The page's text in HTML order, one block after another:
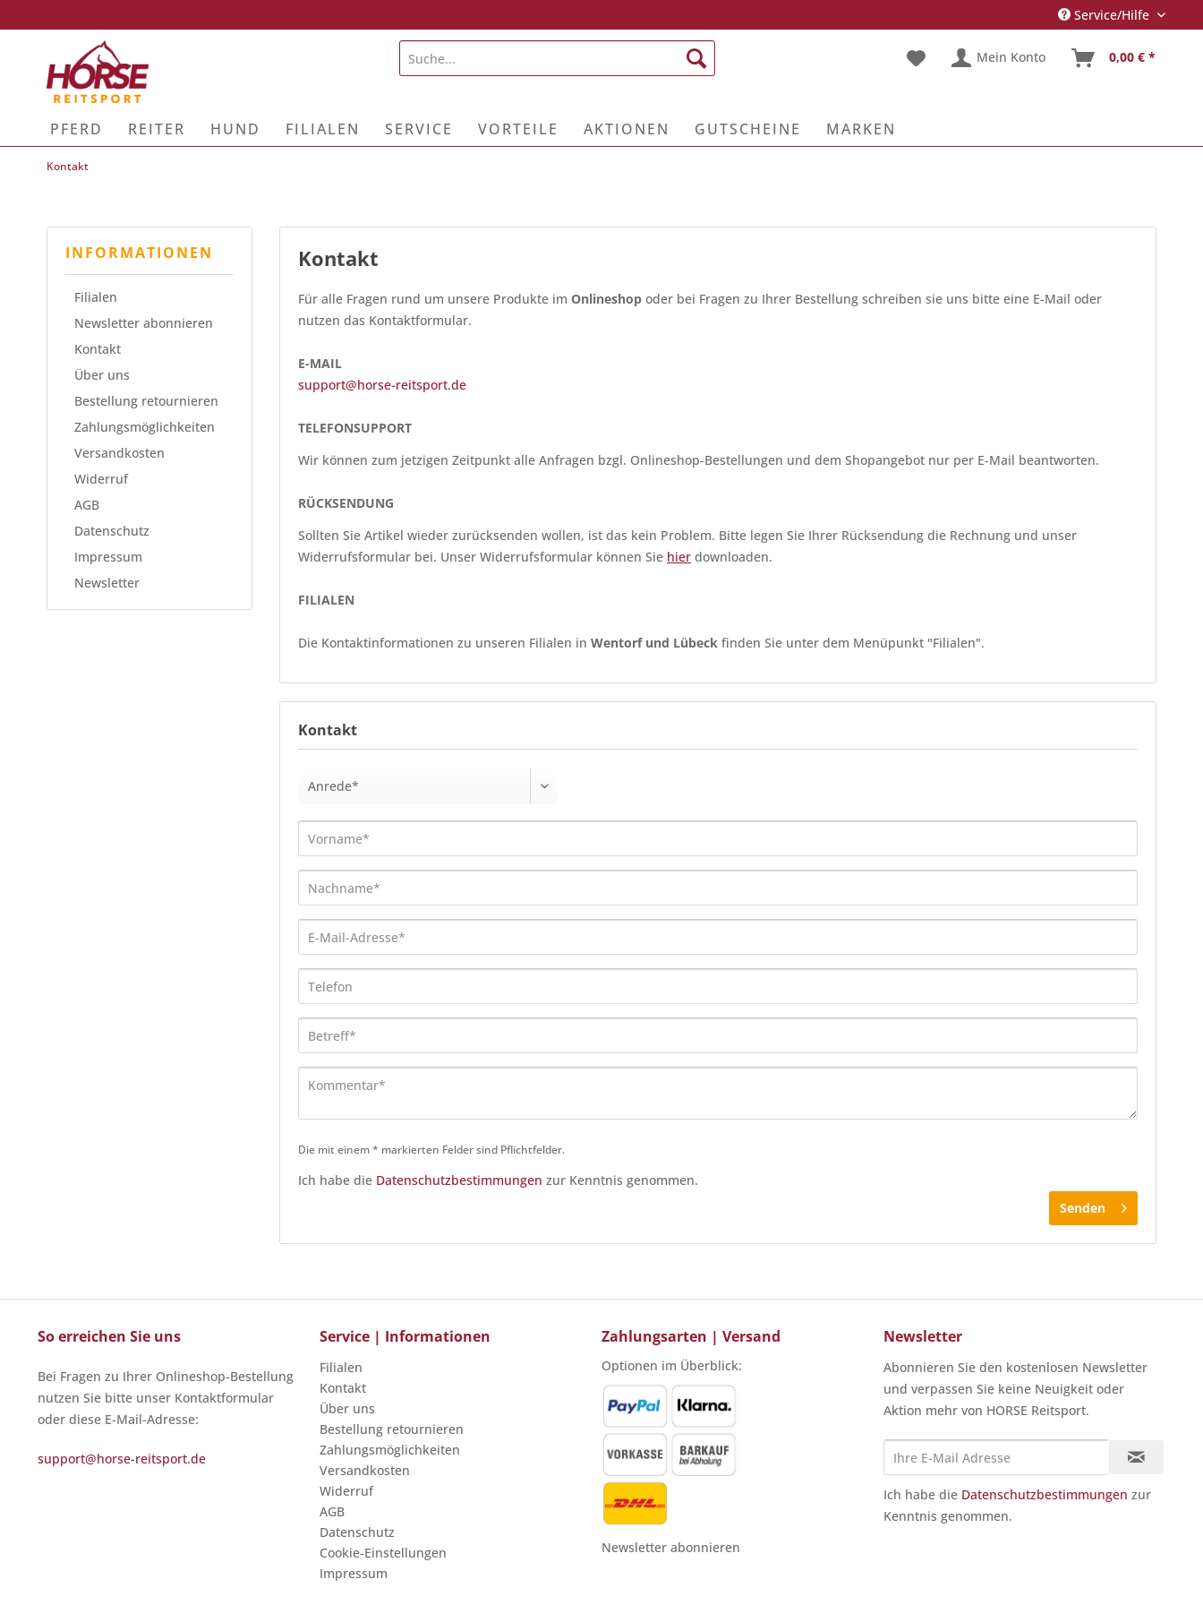
Service/Hilfe
Mein Konto 0,00 € *
PFERD REITER HUND FILIALEN SERVICE VORTEILE AKTIONEN GUTSCHEINE MARKEN
Kontakt
INFORMATIONEN
Filialen
Newsletter abonnieren
Kontakt
Über uns
Bestellung retournieren
Zahlungsmöglichkeiten
Versandkosten
Widerruf
AGB
Datenschutz
Impressum
Newsletter
Kontakt
Für alle Fragen rund um unsere Produkte im Onlineshop oder bei Fragen zu Ihrer Bestellung schreiben sie uns bitte eine E-Mail oder
nutzen das Kontaktformular.
E-MAIL
support@horse-reitsport.de
TELEFONSUPPORT
Wir können zum jetzigen Zeitpunkt alle Anfragen bzgl. Onlineshop-Bestellungen und dem Shopangebot nur per E-Mail beantworten.
RÜCKSENDUNG
Sollten Sie Artikel wieder zurücksenden wollen, ist das kein Problem. Bitte legen Sie Ihrer Rücksendung die Rechnung und unser
Widerrufsformular bei. Unser Widerrufsformular können Sie hier downloaden.
FILIALEN
Die Kontaktinformationen zu unseren Filialen in Wentorf und Lübeck finden Sie unter dem Menüpunkt "Filialen".
Kontakt
Die mit einem * markierten Felder sind Pflichtfelder.
Ich habe die Datenschutzbestimmungen zur Kenntnis genommen.
Senden
So erreichen Sie uns
Bei Fragen zu Ihrer Onlineshop-Bestellung
nutzen Sie bitte unser Kontaktformular
oder diese E-Mail-Adresse:
support@horse-reitsport.de
Service | Informationen
Filialen
Kontakt
Über uns
Bestellung retournieren
Zahlungsmöglichkeiten
Versandkosten
Widerruf
AGB
Datenschutz
Cookie-Einstellungen
Impressum
Zahlungsarten | Versand
Optionen im Überblick:
Newsletter abonnieren
Newsletter
Abonnieren Sie den kostenlosen Newsletter
und verpassen Sie keine Neuigkeit oder
Aktion mehr von HORSE Reitsport.
Ich habe die Datenschutzbestimmungen zur
Kenntnis genommen.